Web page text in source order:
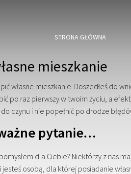
STRONA GŁÓWNA
mieszkanie
własne mieszkanie. Doszedłeś do
po raz pierwszy w twoim życiu, a
czynu i nie popełnić po drodze
pytanie…
dla Ciebie? Niektórzy z nas
jesteś osobą, dla której posiadanie